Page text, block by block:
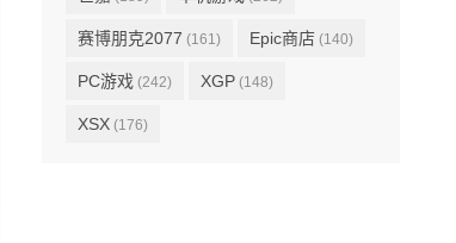
赛博朋克2077 (161) Epic商店 (140)
PC游戏 (242) XGP (148)
XSX (176)